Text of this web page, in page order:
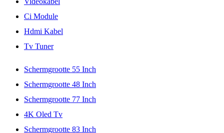
Ci Module
Hdmi Kabel
Tv Tuner
Schermgrootte 55 Inch
Schermgrootte 48 Inch
Schermgrootte 77 Inch
4K Oled Tv
Schermgrootte 83 Inch